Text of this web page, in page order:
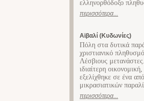
ελληνορθόδοξο
περισσότερα...
Αϊβαλί (Κυδωνίες)
Πόλη στα δυτικά
χριστιανικό
Λέσβιους
ιδιαίτερη
εξελίχθηκε σε ένα
μικρασιατικών
περισσότερα...